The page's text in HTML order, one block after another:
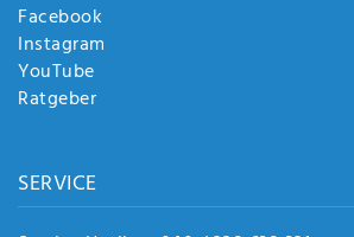
Facebook
Instagram
YouTube
Ratgeber
SERVICE